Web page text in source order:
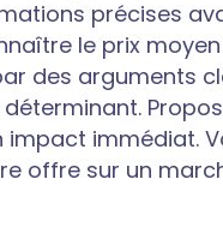
précises
le prix
des arguments
impact immédiat.
offre sur un